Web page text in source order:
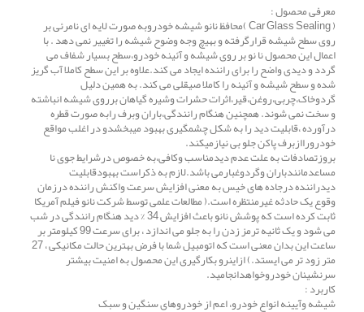
معرفی محصول :
( Car Glass Sealing )محافظ نانو شیشه خودروبه صورت لایه ای نامرئی بر
روی سطح شیشه قرارگرفته و بهیچ وجه وضوح شیشه را تغییر نمی دهد . با
اعمال این محصول نا نو بر روی شیشه و آئینه خودرو،سطح بسیار شفاف می
گردد و دیدی واضح را برای راننده ایجاد می کند.علاوه بر این سطح کاملا آب گریز
شده و سطح شیشه و آئینه را کاملا صیقلی می کند. به همین دلیل
گردوخاک،چربی،روغن،قیر،اثرات حشرات وشیره گیاهان برروی شیشه انباشته
و سخت نمی شوند. همچنین هنگام رانندگی،باران وبرف رابه صورت قطره
درآورده ،قابلیت دید را به شکل چشمگیری بهبود میبخشدو در اغلب مواقع
خودروراازبرف پاکن جلو بی نیازمیکند.
بروزتصادفات به علت عدم دیدمناسب وکافی،به خصوص درشرایط جوی نا
مساعدمانندباران وگردوغبارمی باشد.لازم به ذکراست بهبودقابلیت
دیدراننده درجاده های خیس به معنی افزایش سرعت واکنش راننده درزمان
وقوع یک حادثه غیرمنتظره است.( مطالعات علمی توسط شرکت نانو فیلم آمریکا
ثابت کرده است که پوشش نانو باعث افزایش 34 % دید هنگام رانندگی در شب
می شود و یک ثانیه ترمز زدن را به جلو می اندازد ، برای سرعت 99 کیلومتر بر
ساعت این بدان معنی است که اتومبیل شما با فرض بهترین حالت مکانیکی ، 27
متر زود تر می ایستد.) ازاینرو بکارگیری این محصول به امنیت بیشتر
سرنشینان خودروخواهدانجامید.
کاربرد :
شیشه وآیینه انواع خودرو، اعم از خودروهای سنگین و سبک